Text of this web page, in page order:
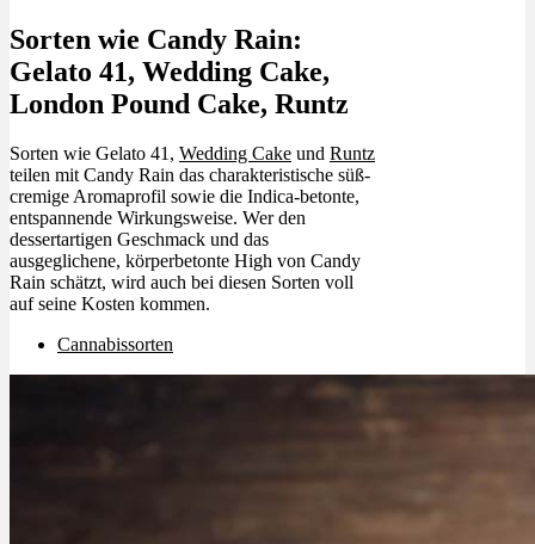
Sorten wie Candy Rain:
Gelato 41, Wedding Cake,
London Pound Cake, Runtz
Sorten wie Gelato 41, Wedding Cake und Runtz
teilen mit Candy Rain das charakteristische süß-
cremige Aromaprofil sowie die Indica-betonte,
entspannende Wirkungsweise. Wer den
dessertartigen Geschmack und das
ausgeglichene, körperbetonte High von Candy
Rain schätzt, wird auch bei diesen Sorten voll
auf seine Kosten kommen.
Cannabissorten